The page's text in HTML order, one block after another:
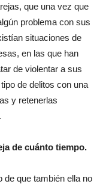
que una vez que
problema con sus
situaciones de
en las que han
de violentar a sus
de delitos con una
y retenerlas
de cuánto tiempo.
de que también ella no